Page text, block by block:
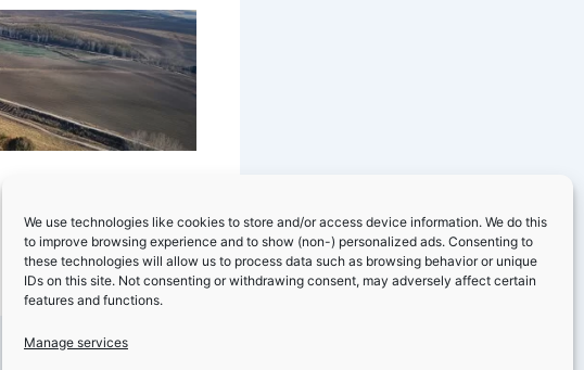
We use technologies like cookies to store and/or access device information. We do this
to improve browsing experience and to show (non-) personalized ads. Consenting to
these technologies will allow us to process data such as browsing behavior or unique
IDs on this site. Not consenting or withdrawing consent, may adversely affect certain
features and functions.
Manage services